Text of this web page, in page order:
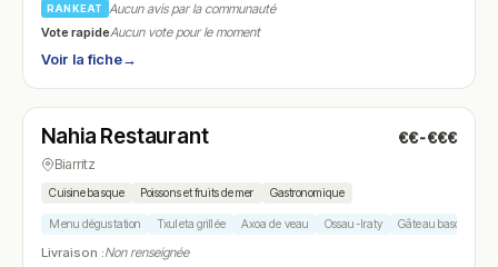
RANKEAT
Aucun avis par la communauté
Vote rapideAucun vote pour le moment
Voir la fiche→
N° 7
Nahia Restaurant €€-€€€
Biarritz
Cuisine basque Poissons et fruits de mer Gastronomique
Menu dégustation Txuleta grillée Axoa de veau Ossau-Iraty Gâteau basque
Livraison :Non renseignée